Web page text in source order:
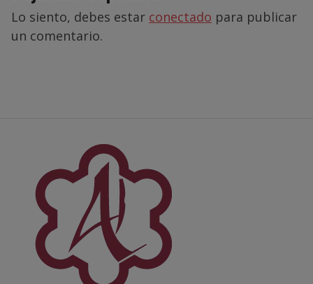
Lo siento, debes estar conectado para publicar
un comentario.